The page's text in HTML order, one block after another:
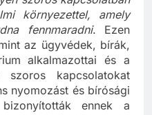
szoros kapcsolatban
környezettel, amely
fennmaradni . Ezen
az ügyvédek, bírák,
alkalmazottai és a
szoros kapcsolatokat
nyomozást és bírósági